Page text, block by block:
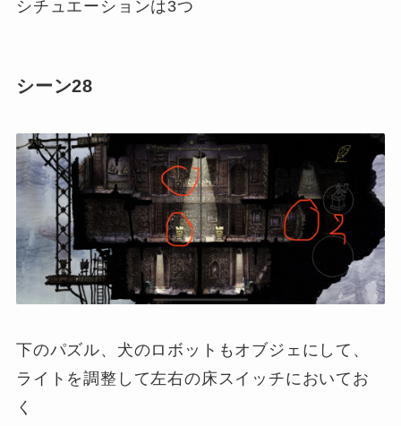
シチュエーションは3つ
シーン28
下のパズル、犬のロボットもオブジェにして、
ライトを調整して左右の床スイッチにおいてお
く